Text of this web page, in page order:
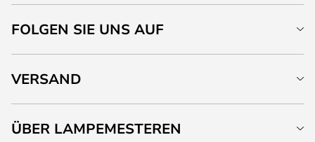
FOLGEN SIE UNS AUF
VERSAND
ÜBER LAMPEMESTEREN